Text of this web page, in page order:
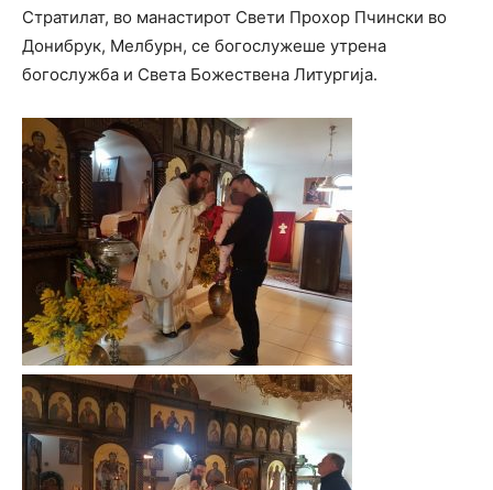
Стратилат, во манастирот Свети Прохор Пчински во
Донибрук, Мелбурн, се богослужеше утрена
богослужба и Света Божествена Литургија.